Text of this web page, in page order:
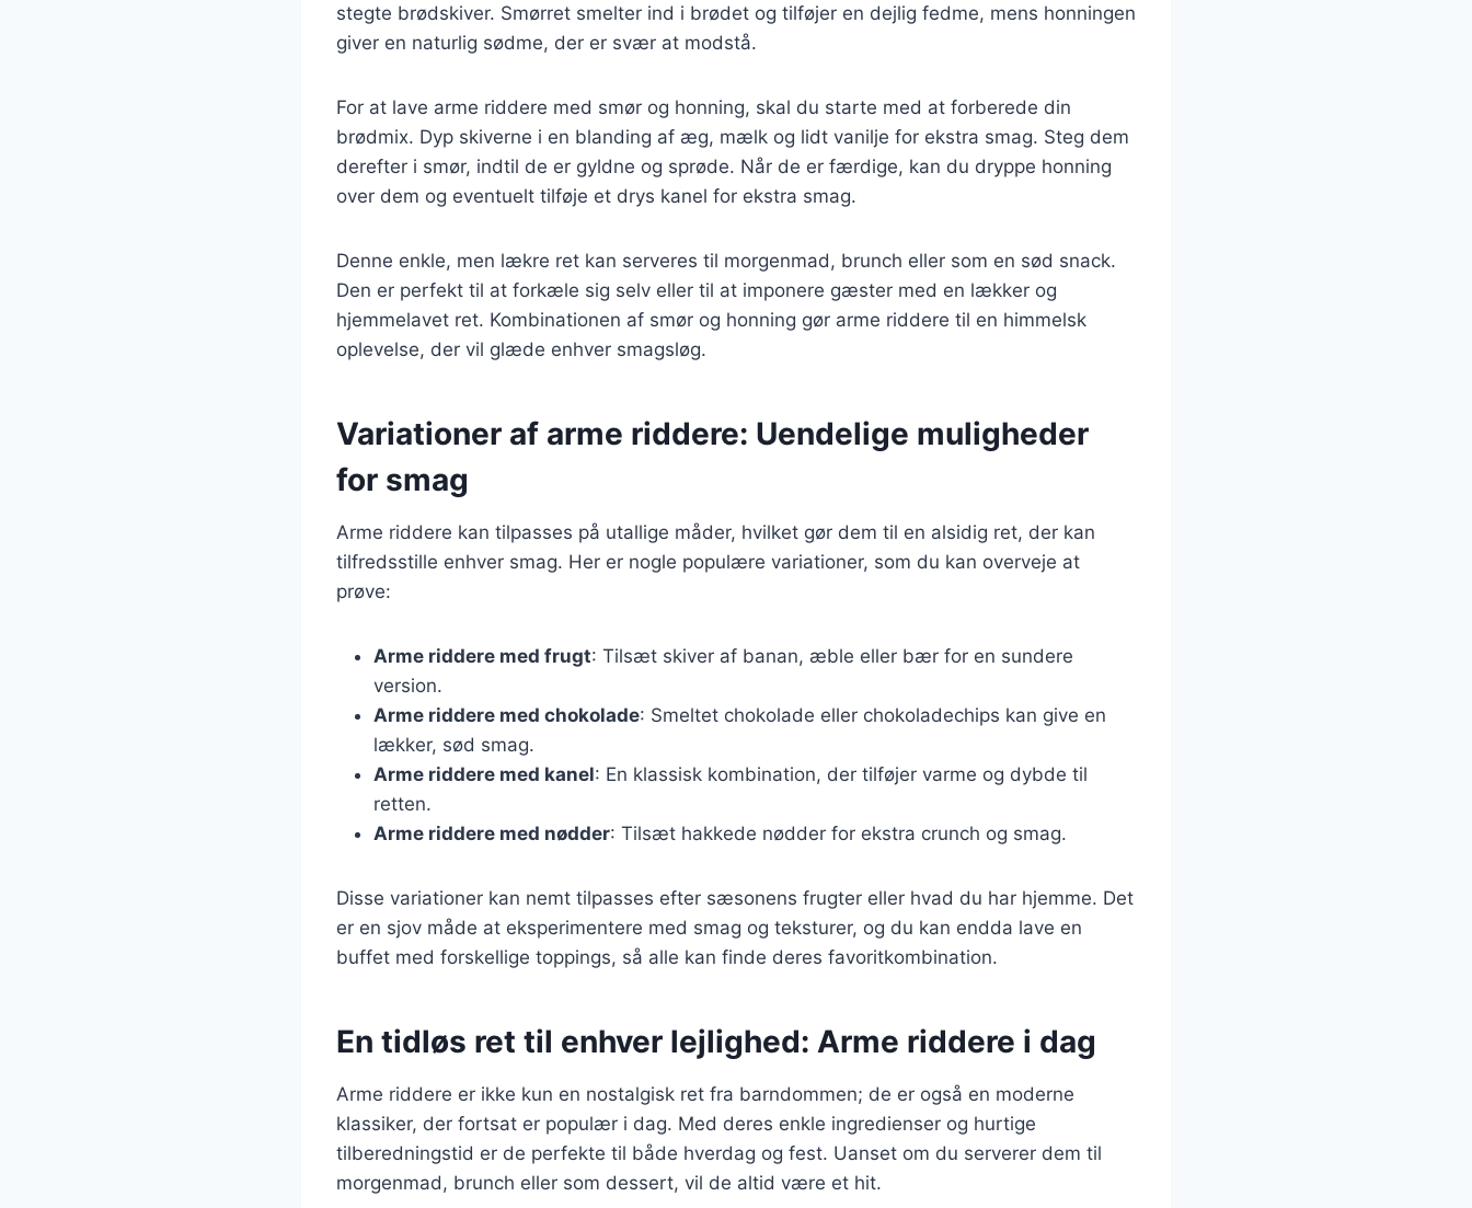
stegte brødskiver. Smørret smelter ind i brødet og tilføjer en dejlig fedme, mens honningen
giver en naturlig sødme, der er svær at modstå.
For at lave arme riddere med smør og honning, skal du starte med at forberede din
brødmix. Dyp skiverne i en blanding af æg, mælk og lidt vanilje for ekstra smag. Steg dem
derefter i smør, indtil de er gyldne og sprøde. Når de er færdige, kan du dryppe honning
over dem og eventuelt tilføje et drys kanel for ekstra smag.
Denne enkle, men lækre ret kan serveres til morgenmad, brunch eller som en sød snack.
Den er perfekt til at forkæle sig selv eller til at imponere gæster med en lækker og
hjemmelavet ret. Kombinationen af smør og honning gør arme riddere til en himmelsk
oplevelse, der vil glæde enhver smagsløg.
Variationer af arme riddere: Uendelige muligheder
for smag
Arme riddere kan tilpasses på utallige måder, hvilket gør dem til en alsidig ret, der kan
tilfredsstille enhver smag. Her er nogle populære variationer, som du kan overveje at
prøve:
Arme riddere med frugt: Tilsæt skiver af banan, æble eller bær for en sundere
version.
Arme riddere med chokolade: Smeltet chokolade eller chokoladechips kan give en
lækker, sød smag.
Arme riddere med kanel: En klassisk kombination, der tilføjer varme og dybde til
retten.
Arme riddere med nødder: Tilsæt hakkede nødder for ekstra crunch og smag.
Disse variationer kan nemt tilpasses efter sæsonens frugter eller hvad du har hjemme. Det
er en sjov måde at eksperimentere med smag og teksturer, og du kan endda lave en
buffet med forskellige toppings, så alle kan finde deres favoritkombination.
En tidløs ret til enhver lejlighed: Arme riddere i dag
Arme riddere er ikke kun en nostalgisk ret fra barndommen; de er også en moderne
klassiker, der fortsat er populær i dag. Med deres enkle ingredienser og hurtige
tilberedningstid er de perfekte til både hverdag og fest. Uanset om du serverer dem til
morgenmad, brunch eller som dessert, vil de altid være et hit.